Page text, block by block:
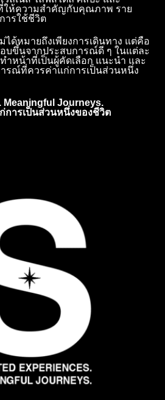
ให้ความสำคัญกับคุณภาพ ราย
ารใช้ชีวิต
ม่ได้หมายถึงเพียงการเดินทาง แต่คือ
บขึ้นจากประสบการณ์ดี ๆ ในแต่ละ
ทำหน้าที่เป็นผู้คัดเลือก แนะนำ และ
ารณ์ที่ควรค่าแก่การเป็นส่วนหนึ่ง
Meaningful Journeys.
ารเป็นส่วนหนึ่งของชีวิต